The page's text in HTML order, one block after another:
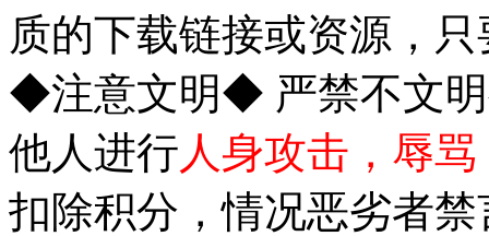
质的下载链接或资源，
◆注意文明◆ 严禁不文明
他人进行人身攻击，辱
扣除积分，情况恶劣者